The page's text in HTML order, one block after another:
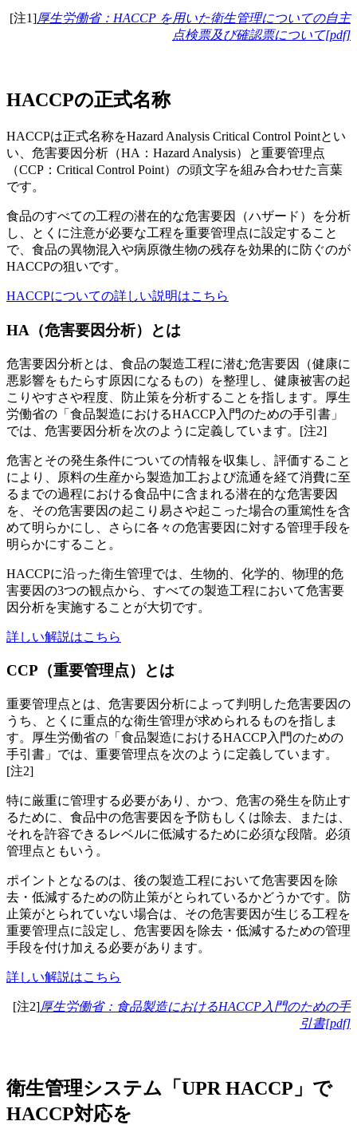
[注1]厚生労働省：HACCP を用いた衛生管理についての自主
点検票及び確認票について[pdf]
HACCPの正式名称
HACCPは正式名称をHazard Analysis Critical Control Pointとい
い、危害要因分析（HA：Hazard Analysis）と重要管理点
（CCP：Critical Control Point）の頭文字を組み合わせた言葉
です。
食品のすべての工程の潜在的な危害要因（ハザード）を分析
し、とくに注意が必要な工程を重要管理点に設定すること
で、食品の異物混入や病原微生物の残存を効果的に防ぐのが
HACCPの狙いです。
HACCPについての詳しい説明はこちら
HA（危害要因分析）とは
危害要因分析とは、食品の製造工程に潜む危害要因（健康に
悪影響をもたらす原因になるもの）を整理し、健康被害の起
こりやすさや程度、防止策を分析することを指します。厚生
労働省の「食品製造におけるHACCP入門のための手引書」
では、危害要因分析を次のように定義しています。[注2]
危害とその発生条件についての情報を収集し、評価すること
により、原料の生産から製造加工および流通を経て消費に至
るまでの過程における食品中に含まれる潜在的な危害要因
を、その危害要因の起こり易さや起こった場合の重篤性を含
めて明らかにし、さらに各々の危害要因に対する管理手段を
明らかにすること。
HACCPに沿った衛生管理では、生物的、化学的、物理的危
害要因の3つの観点から、すべての製造工程において危害要
因分析を実施することが大切です。
詳しい解説はこちら
CCP（重要管理点）とは
重要管理点とは、危害要因分析によって判明した危害要因の
うち、とくに重点的な衛生管理が求められるものを指しま
す。厚生労働省の「食品製造におけるHACCP入門のための
手引書」では、重要管理点を次のように定義しています。
[注2]
特に厳重に管理する必要があり、かつ、危害の発生を防止す
るために、食品中の危害要因を予防もしくは除去、または、
それを許容できるレベルに低減するために必須な段階。必須
管理点ともいう。
ポイントとなるのは、後の製造工程において危害要因を除
去・低減するための防止策がとられているかどうかです。防
止策がとられていない場合は、その危害要因が生じる工程を
重要管理点に設定し、危害要因を除去・低減するための管理
手段を付け加える必要があります。
詳しい解説はこちら
[注2]厚生労働省：食品製造におけるHACCP入門のための手
引書[pdf]
衛生管理システム「UPR HACCP」で
HACCP対応を